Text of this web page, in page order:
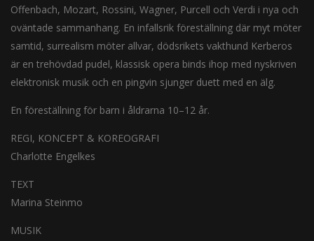
Offenbach, Mozart, Rossini, Wagner, Purcell och Verdi i nya och
oväntade sammanhang. En infallsrik föreställning där myt möter
samtid, surrealism möter allvar, dödsrikets vakthund Kerberos
är en trehövdad pudel, klassisk opera binds ihop med nyskriven
elektronisk musik och en pingvin sjunger duett med en älg.
En föreställning för barn i åldrarna 10–12 år.
REGI, KONCEPT & KOREOGRAFI
Charlotte Engelkes
TEXT
Marina Steinmo
MUSIK